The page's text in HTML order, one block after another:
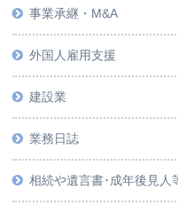
事業承継・M&A
外国人雇用支援
建設業
業務日誌
相続や遺言書･成年後見人